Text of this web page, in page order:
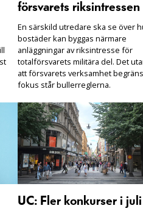
försvarets riksintressen
En särskild utredare ska se över
bostäder kan byggas närmare
anläggningar av riksintresse för
totalförsvarets militära del. Det
att försvarets verksamhet
fokus står bullerreglerna.
UC: Fler konkurser i juli